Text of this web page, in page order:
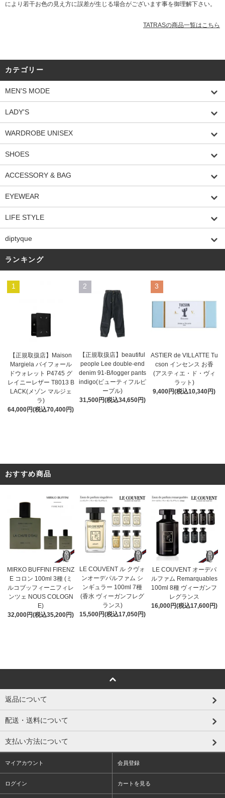
により若干お色の見え方に誤差が生じる場合がございます事を御理解下さい。
TATRASの商品一覧はこちら
カテゴリー
MEN'S MODE
LADY'S
WARDROBE UNISEX
SHOES
ACCESSORY & BAG
EYEWEAR
LIFE STYLE
diptyque
ランキング
1
【正規取扱店】Maison
Margiela バイフォール
ドウォレット P4745 グ
レイニーレザー T8013 B
LACK(メゾン マルジェ
ラ)
64,000円(税込70,400円)
2
【正規取扱店】beautiful
people Lee double-end
denim 91-B/logger pants
indigo(ビューティフルピ
ープル)
31,500円(税込34,650円)
3
ASTIER de VILLATTE Tu
cson インセンス お香
(アスティエ・ド・ヴィ
ラット)
9,400円(税込10,340円)
おすすめ商品
MIRKO BUFFINI FIRENZ
E コロン 100ml 3種 (ミ
ルコブッフィーニフィレ
ンツェ NOUS COLOGN
E)
32,000円(税込35,200円)
LE COUVENT ル クヴォ
ンオーデパルファム シ
ンギュラー 100ml 7種
(香水 ヴィーガンフレグ
ランス)
15,500円(税込17,050円)
LE COUVENT オーデパ
ルファム Remarquables
100ml 8種 ヴィーガンフ
レグランス
16,000円(税込17,600円)
返品について
配送・送料について
支払い方法について
マイアカウント 会員登録
ログイン カートを見る